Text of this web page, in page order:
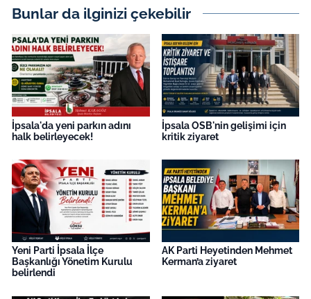
Bunlar da ilginizi çekebilir
İpsala'da yeni parkın adını
halk belirleyecek!
İpsala OSB'nin gelişimi için
kritik ziyaret
Yeni Parti İpsala İlçe
Başkanlığı Yönetim Kurulu
belirlendi
AK Parti Heyetinden Mehmet
Kerman’a ziyaret